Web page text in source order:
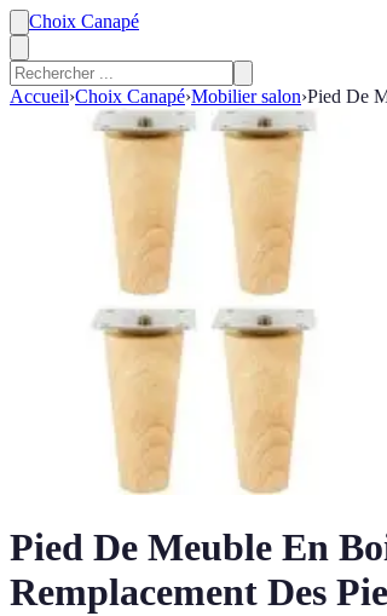
Choix Canapé
Accueil›Choix Canapé›Mobilier salon›Pied De
Pied De Meuble En
Remplacement Des